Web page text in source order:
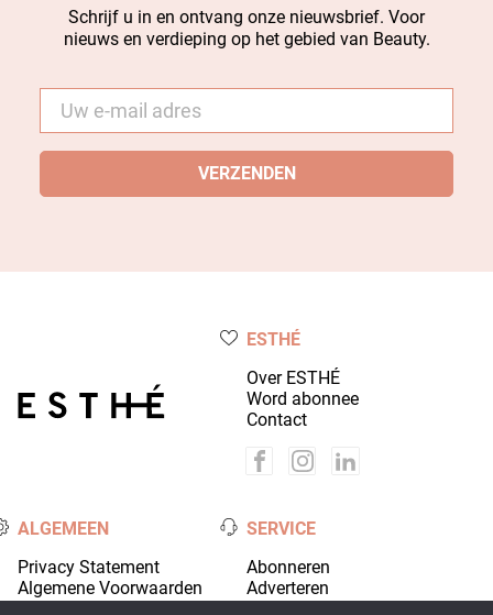
Schrijf u in en ontvang onze nieuwsbrief. Voor
nieuws en verdieping op het gebied van Beauty.
mail *
ESTHÉ
Over ESTHÉ
Word abonnee
Contact
ALGEMEEN
Privacy Statement
Algemene Voorwaarden
SERVICE
Abonneren
Adverteren